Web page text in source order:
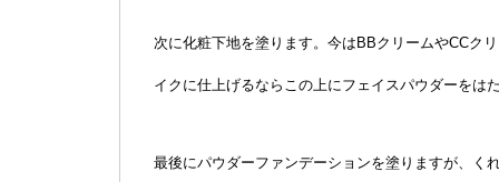
次に化粧下地を塗ります。今はBBクリームやCCク
イクに仕上げるならこの上にフェイスパウダーをは
最後にパウダーファンデーションを塗りますが、く